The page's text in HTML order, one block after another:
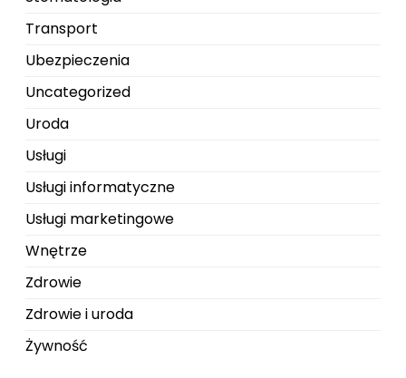
Transport
Ubezpieczenia
Uncategorized
Uroda
Usługi
Usługi informatyczne
Usługi marketingowe
Wnętrze
Zdrowie
Zdrowie i uroda
Żywność